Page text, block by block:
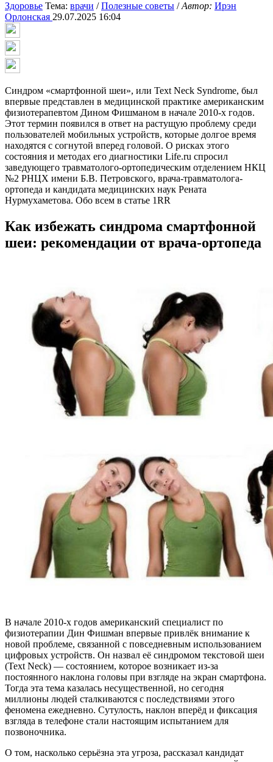
Здоровье Тема: врачи /Полезные советы /Автор: Ирэн
Орлонская 29.07.2025 16:04
Синдром «смартфонной шеи», или Text Neck Syndrome, был
впервые представлен в медицинской практике американским
физиотерапевтом Дином Фишманом в начале 2010-х годов.
Этот термин появился в ответ на растущую проблему среди
пользователей мобильных устройств, которые долгое время
находятся с согнутой вперед головой. О рисках этого
состояния и методах его диагностики Life.ru спросил
заведующего травматолого-ортопедическим отделением НКЦ
№2 РНЦХ имени Б.В. Петровского, врача-травматолога-
ортопеда и кандидата медицинских наук Рената
Нурмухаметова. Обо всем в статье 1RR
Как избежать синдрома смартфонной
шеи: рекомендации от врача-ортопеда
В начале 2010-х годов американский специалист по
физиотерапии Дин Фишман впервые привлёк внимание к
новой проблеме, связанной с повседневным использованием
цифровых устройств. Он назвал её синдромом текстовой шеи
(Text Neck) — состоянием, которое возникает из-за
постоянного наклона головы при взгляде на экран смартфона.
Тогда эта тема казалась несущественной, но сегодня
миллионы людей сталкиваются с последствиями этого
феномена ежедневно. Сутулость, наклон вперёд и фиксация
взгляда в телефоне стали настоящим испытанием для
позвоночника.
О том, насколько серьёзна эта угроза, рассказал кандидат